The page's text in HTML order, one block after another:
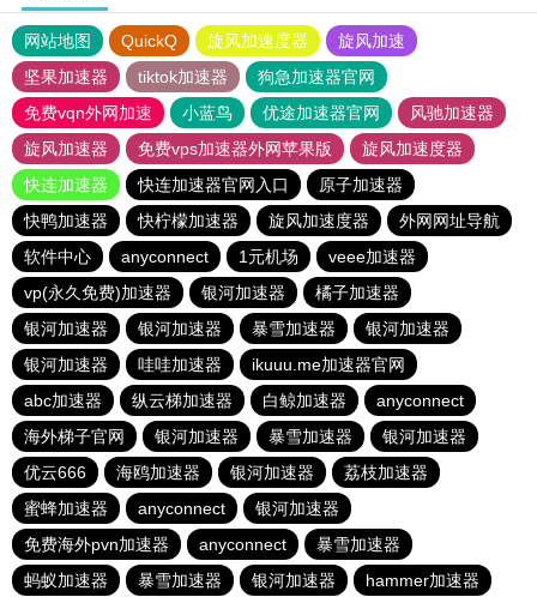
网站地图 QuickQ 旋风加速度器
旋风加速
坚果加速器
tiktok加速器
狗急加速器官网
免费vqn外网加速
小蓝鸟 优途加速器官网
风驰加速器
旋风加速器
免费vps加速器外网苹果版
旋风加速度器
快连加速器
快连加速器官网入口
原子加速器
快鸭加速器
快柠檬加速器 旋风加速度器
外网网址导航
软件中心
anyconnect 1元机场
veee加速器
vp(永久免费)加速器
银河加速器
橘子加速器
银河加速器
银河加速器 暴雪加速器
银河加速器
银河加速器
哇哇加速器
ikuuu.me加速器官网
abc加速器
纵云梯加速器 白鲸加速器
anyconnect
海外梯子官网
银河加速器 暴雪加速器
银河加速器
优云666
海鸥加速器 银河加速器
荔枝加速器
蜜蜂加速器
anyconnect
银河加速器
免费海外pvn加速器
anyconnect
暴雪加速器
蚂蚁加速器
暴雪加速器 银河加速器 hammer加速器